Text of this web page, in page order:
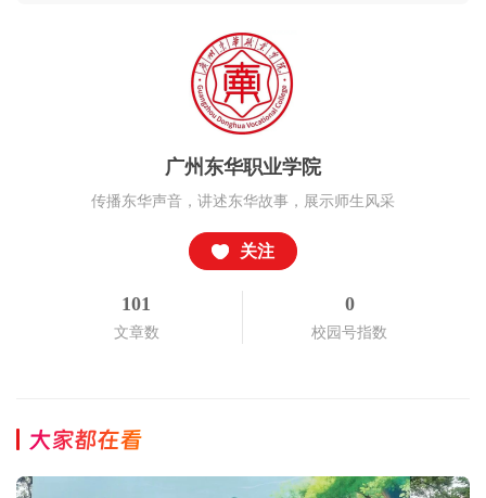
广州东华职业学院
传播东华声音，讲述东华故事，展示师生风采
关注
101
文章数
0
校园号指数
大家都在看